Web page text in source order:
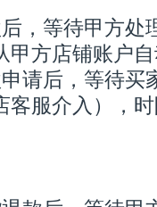
，等待甲方处
甲方店铺账户
请后，等待买
客服介入），